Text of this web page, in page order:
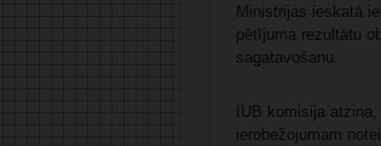
Ministrijas ieskatā
pētījuma rezultātu
sagatavošanu.
IUB komisija
ierobežojumam